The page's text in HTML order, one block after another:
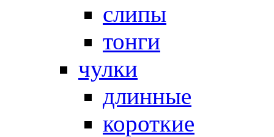
слипы
тонги
чулки
длинные
короткие